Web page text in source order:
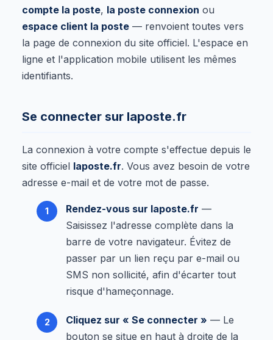
compte la poste, la poste connexion ou
espace client la poste — renvoient toutes vers
la page de connexion du site officiel. L'espace en
ligne et l'application mobile utilisent les mêmes
identifiants.
Se connecter sur laposte.fr
La connexion à votre compte s'effectue depuis le
site officiel laposte.fr. Vous avez besoin de votre
adresse e-mail et de votre mot de passe.
Rendez-vous sur laposte.fr —
Saisissez l'adresse complète dans la
barre de votre navigateur. Évitez de
passer par un lien reçu par e-mail ou
SMS non sollicité, afin d'écarter tout
risque d'hameçonnage.
Cliquez sur « Se connecter » — Le
bouton se situe en haut à droite de la